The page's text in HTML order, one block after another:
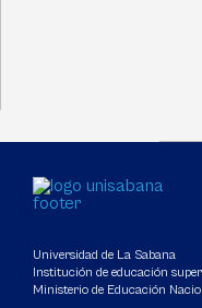
Universidad de La Sabana
Institución de educación
Ministerio de Educación